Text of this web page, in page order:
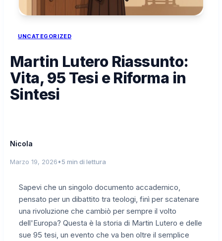
UNCATEGORIZED
Martin Lutero Riassunto:
Vita, 95 Tesi e Riforma in
Sintesi
Nicola
Marzo 19, 2026•5 min di lettura
Sapevi che un singolo documento accademico,
pensato per un dibattito tra teologi, finì per scatenare
una rivoluzione che cambiò per sempre il volto
dell'Europa? Questa è la storia di Martin Lutero e delle
sue 95 tesi, un evento che va ben oltre il semplice